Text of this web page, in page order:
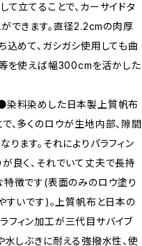
て立てることで、カーサイドタ
できます。直径2.2cmの肉厚
込めて、ガシガシ使用しても曲
を使えば幅300cmを活かした
料染めした日本製上質帆布
、多くのロウが生地内部、隙間
ります。それによりパラフィン
良く、それでいて丈夫で長持
特徴です(表面のみのロウ塗り
すいです)。上質帆布と日本の
フィン加工が三代目サバイブ
水しぶきに耐える強撥水性、使